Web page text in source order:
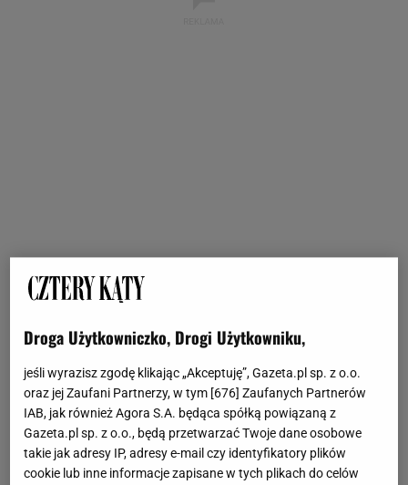
Droga Użytkowniczko, Drogi Użytkowniku,
jeśli wyrazisz zgodę klikając „Akceptuję”, Gazeta.pl sp. z o.o.
oraz jej Zaufani Partnerzy, w tym [676] Zaufanych Partnerów
IAB, jak również Agora S.A. będąca spółką powiązaną z
Gazeta.pl sp. z o.o., będą przetwarzać Twoje dane osobowe
takie jak adresy IP, adresy e-mail czy identyfikatory plików
cookie lub inne informacje zapisane w tych plikach do celów